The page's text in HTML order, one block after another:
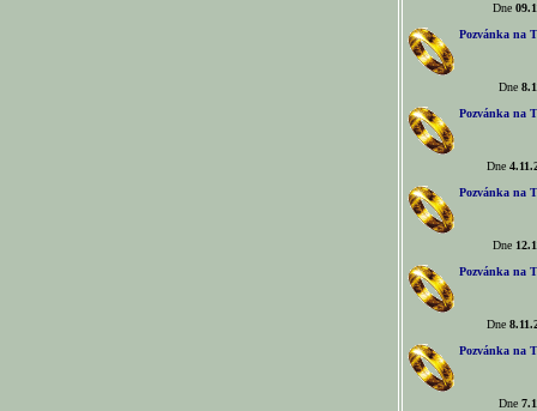
Dne
Pozvánka na
Dne
Pozvánka na
Dne
Pozvánka na
Dne
Pozvánka na
Dne
Pozvánka na
Dne